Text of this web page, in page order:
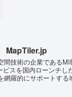
MapTiler.jp
間技術の企業である
内ローンチした。 これは
網羅的にサポートする